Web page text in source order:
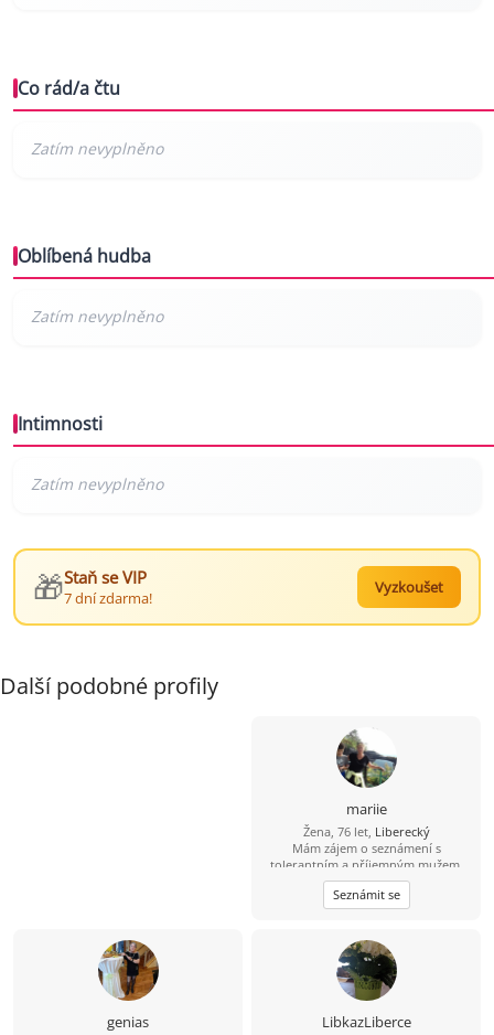
Co rád/a čtu
Oblíbená hudba
Intimnosti
🎁Staň se VIP
7 dní zdarma!
Vyzkoušet
Další podobné profily
mariie
Žena, 76 let, Liberecký
Mám zájem o seznámení s
tolerantním a příjemným mužem,
přiměřeného věku
Seznámit se
genias LibkazLiberce